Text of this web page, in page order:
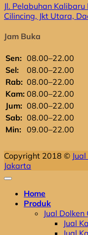
Jl. Pelabuhan
Cilincing, Jkt Utara,
Jam Buka
Sen: 08.00–22.00
Sel:
08.00–22.00
Rab: 08.00–22.00
Kam: 08.00–22.00
Jum: 08.00–22.00
Sab: 08.00–22.00
Min: 09.00–22.00
Copyright 2018 ©
Jakarta
Home
Produk
Jual Dolken
Jual